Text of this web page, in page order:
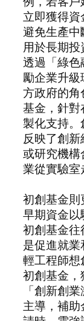
立即獲得
避免生產中
用於長期
透過「綠
勵企業升
方政府的角
基金，針對
製化支持
反映了創
或研究機構
業從實驗室
初創基金
早期資金以
初創基金往
是促進就
輕工程師
初創基金，
「創新創
主導，補助